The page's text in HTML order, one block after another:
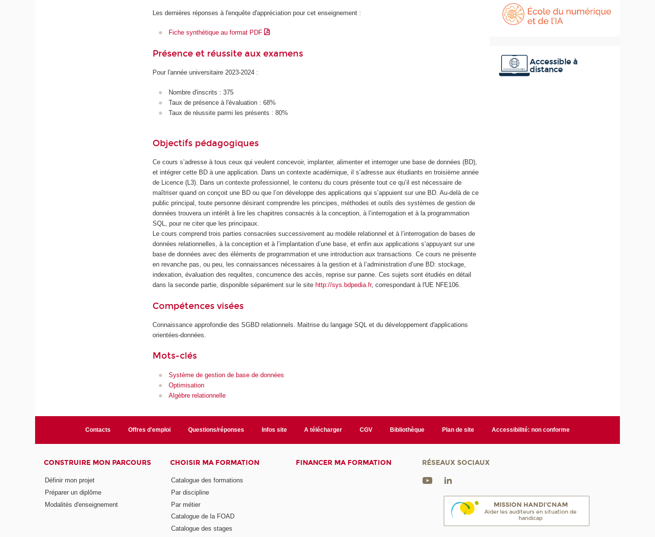
Les dernières réponses à l'enquête d'appréciation pour cet enseignement :
Fiche synthétique au format PDF
Présence et réussite aux examens
Pour l'année universitaire 2023-2024 :
Nombre d'inscrits : 375
Taux de présence à l'évaluation : 68%
Taux de réussite parmi les présents : 80%
Objectifs pédagogiques
Ce cours s’adresse à tous ceux qui veulent concevoir, implanter, alimenter et interroger une base de données (BD),
et intégrer cette BD à une application. Dans un contexte académique, il s’adresse aux étudiants en troisième année
de Licence (L3). Dans un contexte professionnel, le contenu du cours présente tout ce qu’il est nécessaire de
maîtriser quand on conçoit une BD ou que l’on développe des applications qui s’appuient sur une BD. Au-delà de ce
public principal, toute personne désirant comprendre les principes, méthodes et outils des systèmes de gestion de
données trouvera un intérêt à lire les chapitres consacrés à la conception, à l’interrogation et à la programmation
SQL, pour ne citer que les principaux.
Le cours comprend trois parties consacrées successivement au modèle relationnel et à l’interrogation de bases de
données relationnelles, à la conception et à l’implantation d’une base, et enfin aux applications s’appuyant sur une
base de données avec des éléments de programmation et une introduction aux transactions. Ce cours ne présente
en revanche pas, ou peu, les connaissances nécessaires à la gestion et à l’administration d’une BD: stockage,
indexation, évaluation des requêtes, concurrence des accès, reprise sur panne. Ces sujets sont étudiés en détail
dans la seconde partie, disponible séparément sur le site http://sys.bdpedia.fr, correspondant à l'UE NFE106.
Compétences visées
Connaissance approfondie des SGBD relationnels. Maitrise du langage SQL et du développement d'applications
orientées-données.
Mots-clés
Système de gestion de base de données
Optimisation
Algèbre relationnelle
Accessible à
distance
Contacts Offres d'emploi Questions/réponses Infos site A télécharger CGV Bibliothèque Plan de site Accessibilité: non conforme
CONSTRUIRE MON PARCOURS
Définir mon projet
Préparer un diplôme
Modalités d'enseignement
CHOISIR MA FORMATION
Catalogue des formations
Par discipline
Par métier
Catalogue de la FOAD
Catalogue des stages
FINANCER MA FORMATION RÉSEAUX SOCIAUX
MISSION HANDI'CNAM
Aider les auditeurs en situation de
handicap